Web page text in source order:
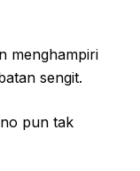
menghampiri
sengit.
pun tak